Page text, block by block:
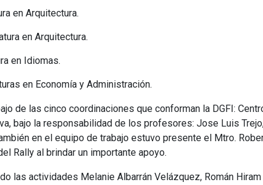
en Arquitectura.
en Arquitectura.
en Idiomas.
en Economía y Administración.
de las cinco coordinaciones que conforman la DGFI:
bajo la responsabilidad de los profesores: Jose Luis
en el equipo de trabajo estuvo presente el Mtro.
Rally al brindar un importante apoyo.
las actividades Melanie Albarrán Velázquez, Román